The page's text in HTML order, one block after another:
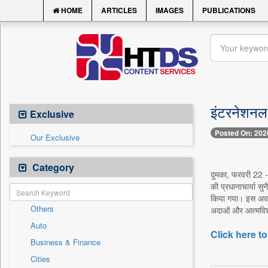
HOME ARTICLES IMAGES PUBLICATIONS
Exclusive
Our Exclusive
Category
Others
Auto
Business & Finance
Cities
इंटरनेशनल
Posted On:
दुमका, फरवरी 22
की
किया गया। इस
अदाओं और
Click here